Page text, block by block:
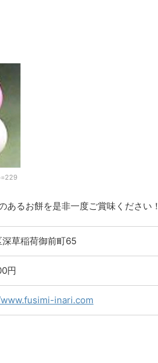
あるお餅を是非一度ご賞味ください！
深草稲荷御前町65
円
inari.com